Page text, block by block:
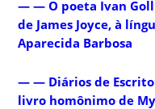
— — O poeta Ivan Goll
de James Joyce, à
Aparecida Barbosa
— — Diários de
livro homônimo de